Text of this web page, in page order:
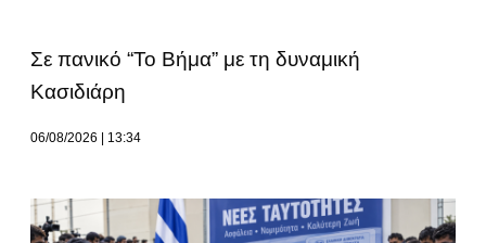
Σε πανικό “Το Βήμα” με τη δυναμική
Κασιδιάρη
06/08/2026 13:34